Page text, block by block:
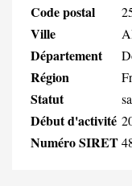
Code postal
Ville
Département
Région
Statut
Début d'activité
Numéro SIRET